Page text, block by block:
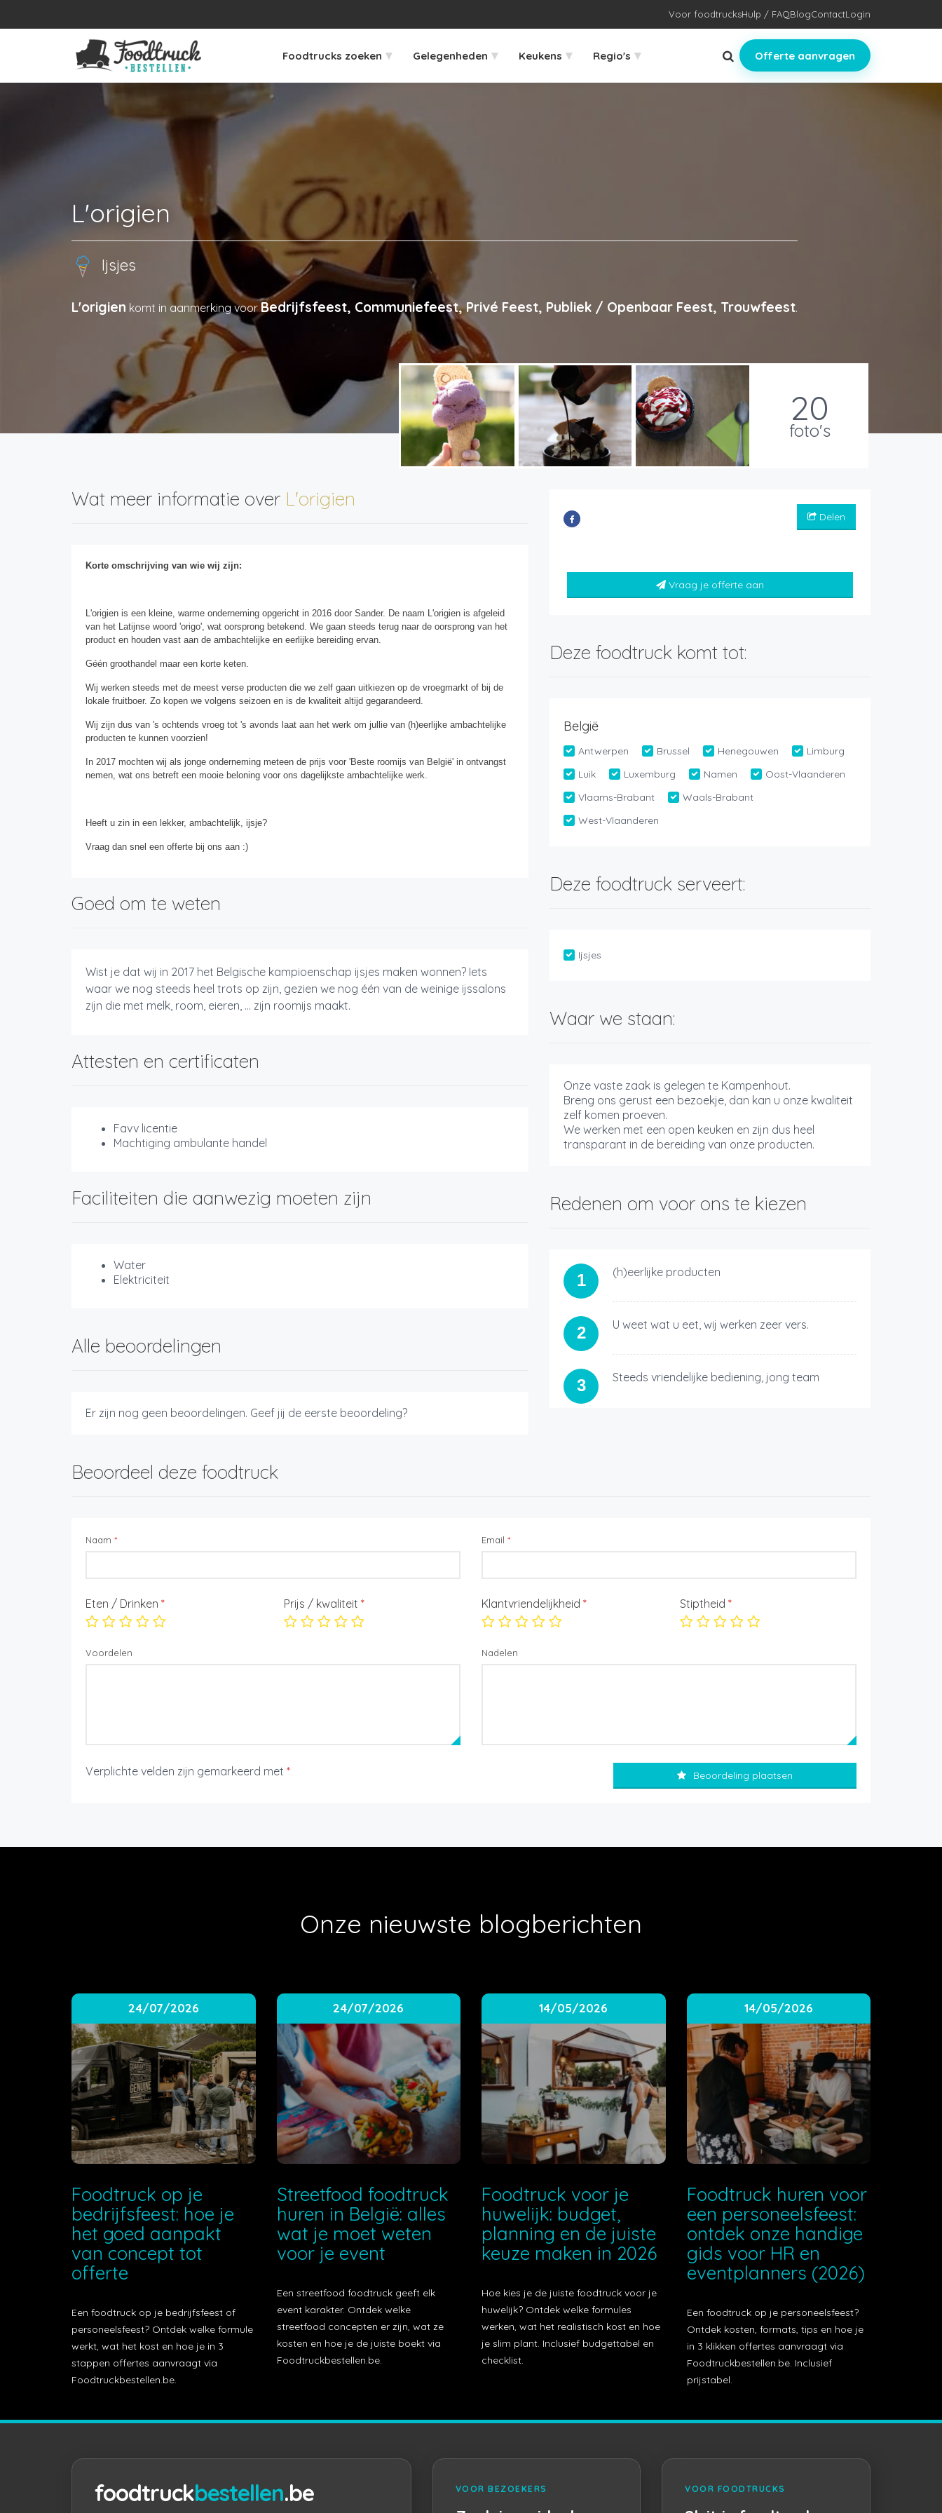
Voor foodtrucksHulp / FAQBlogContactLogin
Foodtrucks zoeken ▾ Gelegenheden ▾ Keukens ▾ Regio's ▾ Offerte aanvragen
L'origien
Ijsjes
L'origien komt in aanmerking voorBedrijfsfeest, Communiefeest, Privé Feest, Publiek / Openbaar Feest, Trouwfeest.
20
foto's
Wat meer informatie over L'origien
Korte omschrijving van wie wij zijn:
L'origien is een kleine, warme onderneming opgericht in 2016 door Sander. De naam L'origien is afgeleid
van het Latijnse woord 'origo', wat oorsprong betekend. We gaan steeds terug naar de oorsprong van het
product en houden vast aan de ambachtelijke en eerlijke bereiding ervan.
Géén groothandel maar een korte keten.
Wij werken steeds met de meest verse producten die we zelf gaan uitkiezen op de vroegmarkt of bij de
lokale fruitboer. Zo kopen we volgens seizoen en is de kwaliteit altijd gegarandeerd.
Wij zijn dus van 's ochtends vroeg tot 's avonds laat aan het werk om jullie van (h)eerlijke ambachtelijke
producten te kunnen voorzien!
In 2017 mochten wij als jonge onderneming meteen de prijs voor 'Beste roomijs van België' in ontvangst
nemen, wat ons betreft een mooie beloning voor ons dagelijkste ambachtelijke werk.
Heeft u zin in een lekker, ambachtelijk, ijsje?
Vraag dan snel een offerte bij ons aan :)
Goed om te weten
Wist je dat wij in 2017 het Belgische kampioenschap ijsjes maken wonnen? Iets
waar we nog steeds heel trots op zijn, gezien we nog één van de weinige ijssalons
zijn die met melk, room, eieren, ... zijn roomijs maakt.
Attesten en certificaten
Favv licentie
Machtiging ambulante handel
Faciliteiten die aanwezig moeten zijn
Water
Elektriciteit
Alle beoordelingen
Er zijn nog geen beoordelingen. Geef jij de eerste beoordeling?
Delen
Vraag je offerte aan
Deze foodtruck komt tot:
België
Antwerpen Brussel Henegouwen
Limburg
Luik
Luxemburg Namen
Oost-Vlaanderen
Vlaams-Brabant
Waals-Brabant
West-Vlaanderen
Deze foodtruck serveert:
Ijsjes
Waar we staan:
Onze vaste zaak is gelegen te Kampenhout.
Breng ons gerust een bezoekje, dan kan u onze kwaliteit
zelf komen proeven.
We werken met een open keuken en zijn dus heel
transparant in de bereiding van onze producten.
Redenen om voor ons te kiezen
1 (h)eerlijke producten
2 U weet wat u eet, wij werken zeer vers.
3 Steeds vriendelijke bediening, jong team
Beoordeel deze foodtruck
Naam * Email *
Eten / Drinken * Prijs / kwaliteit * Klantvriendelijkheid * Stiptheid *
Voordelen Nadelen
Verplichte velden zijn gemarkeerd met * Beoordeling plaatsen
Onze nieuwste blogberichten
24/07/2026
Foodtruck op je
bedrijfsfeest: hoe je
het goed aanpakt
van concept tot
offerte
Een foodtruck op je bedrijfsfeest of
personeelsfeest? Ontdek welke formule
werkt, wat het kost en hoe je in 3
stappen offertes aanvraagt via
Foodtruckbestellen.be.
24/07/2026
Streetfood foodtruck
huren in België: alles
wat je moet weten
voor je event
Een streetfood foodtruck geeft elk
event karakter. Ontdek welke
streetfood concepten er zijn, wat ze
kosten en hoe je de juiste boekt via
Foodtruckbestellen.be.
14/05/2026
Foodtruck voor je
huwelijk: budget,
planning en de juiste
keuze maken in 2026
Hoe kies je de juiste foodtruck voor je
huwelijk? Ontdek welke formules
werken, wat het realistisch kost en hoe
je slim plant. Inclusief budgettabel en
checklist.
14/05/2026
Foodtruck huren voor
een personeelsfeest:
ontdek onze handige
gids voor HR en
eventplanners (2026)
Een foodtruck op je personeelsfeest?
Ontdek kosten, formats, tips en hoe je
in 3 klikken offertes aanvraagt via
Foodtruckbestellen.be. Inclusief
prijstabel.
foodtruckbestellen.be VOOR BEZOEKERS VOOR FOODTRUCKS